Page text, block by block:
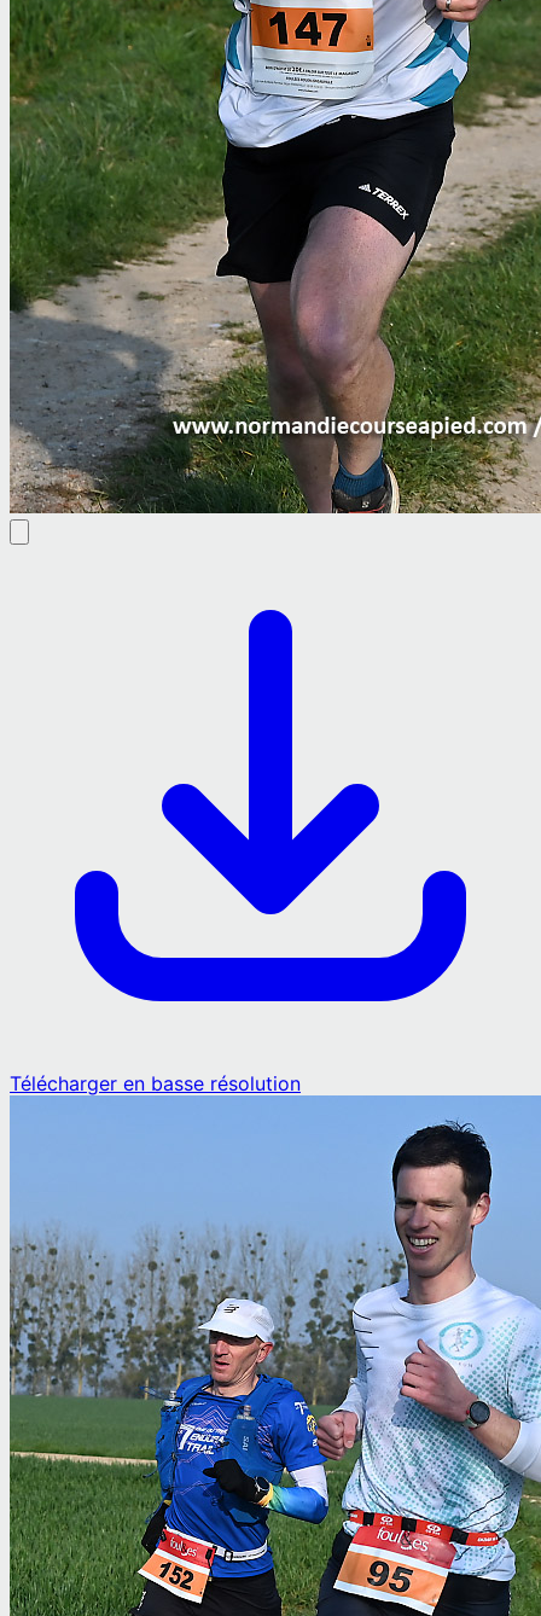
Télécharger en basse résolution